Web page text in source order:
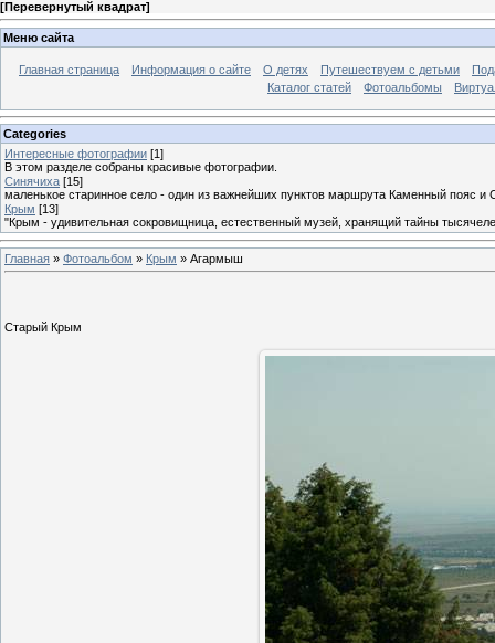
[Перевернутый квадрат]
Меню сайта
Главная страница Информация о сайте О детях Путешествуем с детьми
Каталог статей
Фотоальбомы
Categories
Интересные фотографии [1]
В этом разделе собраны красивые фотографии.
Синячиха [15]
маленькое старинное село - один из важнейших пунктов маршрута Каменный пояс
Крым [13]
"Крым - удивительная сокровищница, естественный музей, хранящий тайны
Главная » Фотоальбом » Крым » Агармыш
Старый Крым